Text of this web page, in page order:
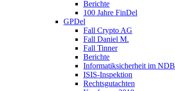
Berichte
100 Jahre FinDel
GPDel
Fall Crypto AG
Fall Daniel M.
Fall Tinner
Berichte
Informatiksicherheit ­im NDB
ISIS-Inspektion
Rechtsgutachten